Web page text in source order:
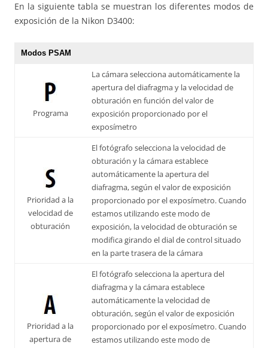
En la siguiente tabla se muestran los diferentes modos de
exposición de la Nikon D3400:
Modos PSAM
Programa
La cámara selecciona automáticamente la
apertura del diafragma y la velocidad de
obturación en función del valor de
exposición proporcionado por el
exposímetro
Prioridad a la
velocidad de
obturación
El fotógrafo selecciona la velocidad de
obturación y la cámara establece
automáticamente la apertura del
diafragma, según el valor de exposición
proporcionado por el exposímetro. Cuando
estamos utilizando este modo de
exposición, la velocidad de obturación se
modifica girando el dial de control situado
en la parte trasera de la cámara
Prioridad a la
apertura de
El fotógrafo selecciona la apertura del
diafragma y la cámara establece
automáticamente la velocidad de
obturación, según el valor de exposición
proporcionado por el exposímetro. Cuando
estamos utilizando este modo de